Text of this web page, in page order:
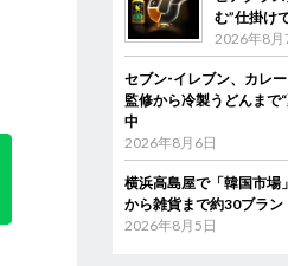
む”仕掛け
2026年8月
セブン‐イレブン、カレ
監修から冷製うどんまで
中
2026年8月6日
横浜高島屋で「韓国市
から雑貨まで約30ブラン
2026年8月5日